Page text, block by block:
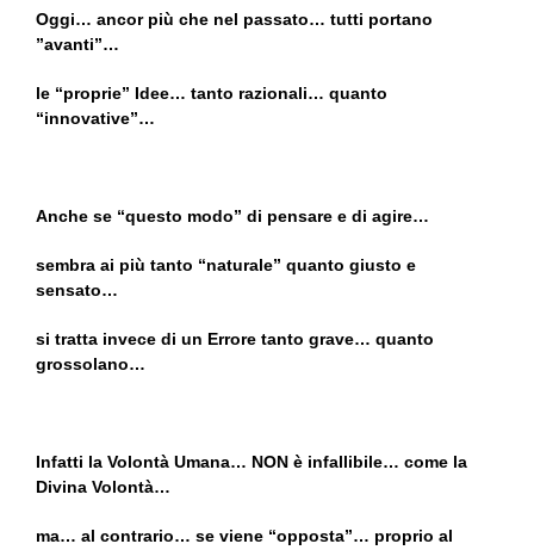
Oggi… ancor più che nel passato… tutti portano
”avanti”…
le “proprie” Idee… tanto razionali… quanto
“innovative”…
Anche se “questo modo” di pensare e di agire…
sembra ai più tanto “naturale” quanto giusto e
sensato…
si tratta invece di un Errore tanto grave… quanto
grossolano…
Infatti la Volontà Umana… NON è infallibile… come la
Divina Volontà…
ma… al contrario… se viene “opposta”… proprio al